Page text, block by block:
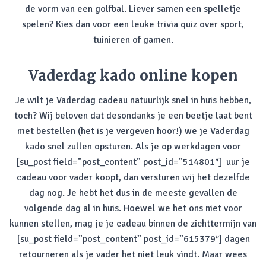
de vorm van een golfbal. Liever samen een spelletje
spelen? Kies dan voor een leuke trivia quiz over sport,
tuinieren of gamen.
Vaderdag kado online kopen
Je wilt je Vaderdag cadeau natuurlijk snel in huis hebben,
toch? Wij beloven dat desondanks je een beetje laat bent
met bestellen (het is je vergeven hoor!) we je Vaderdag
kado snel zullen opsturen. Als je op werkdagen voor
[su_post field=”post_content” post_id=”514801″] uur je
cadeau voor vader koopt, dan versturen wij het dezelfde
dag nog. Je hebt het dus in de meeste gevallen de
volgende dag al in huis. Hoewel we het ons niet voor
kunnen stellen, mag je je cadeau binnen de zichttermijn van
[su_post field=”post_content” post_id=”615379″] dagen
retourneren als je vader het niet leuk vindt. Maar wees